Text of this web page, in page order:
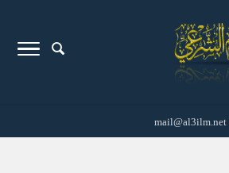
mail@al3ilm.net